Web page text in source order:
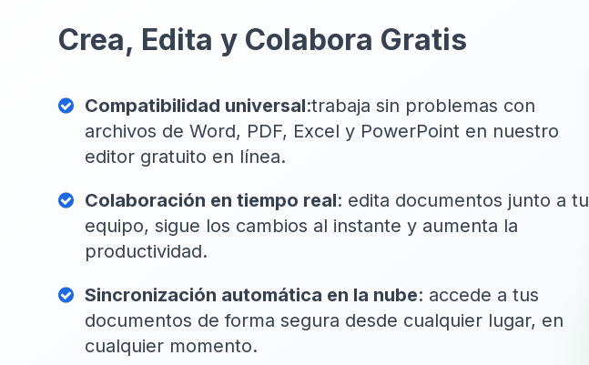
Crea, Edita y Colabora Gratis
Compatibilidad universal:trabaja sin problemas con
archivos de Word, PDF, Excel y PowerPoint en nuestro
editor gratuito en línea.
Colaboración en tiempo real: edita documentos junto a tu
equipo, sigue los cambios al instante y aumenta la
productividad.
Sincronización automática en la nube: accede a tus
documentos de forma segura desde cualquier lugar, en
cualquier momento.